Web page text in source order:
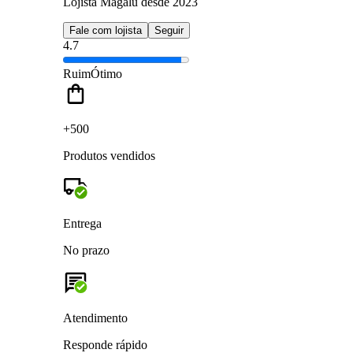
Fale com lojista Seguir
4.7
RuimÓtimo
+500
Produtos vendidos
Entrega
No prazo
Atendimento
Responde rápido